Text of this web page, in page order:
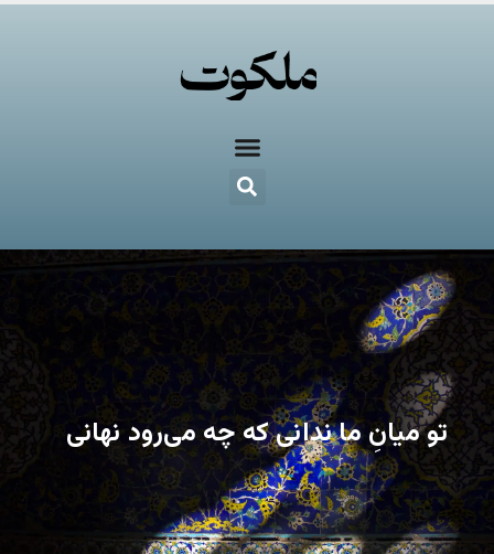
تو میانِ ما ندانی که چه می‌رود نهانی